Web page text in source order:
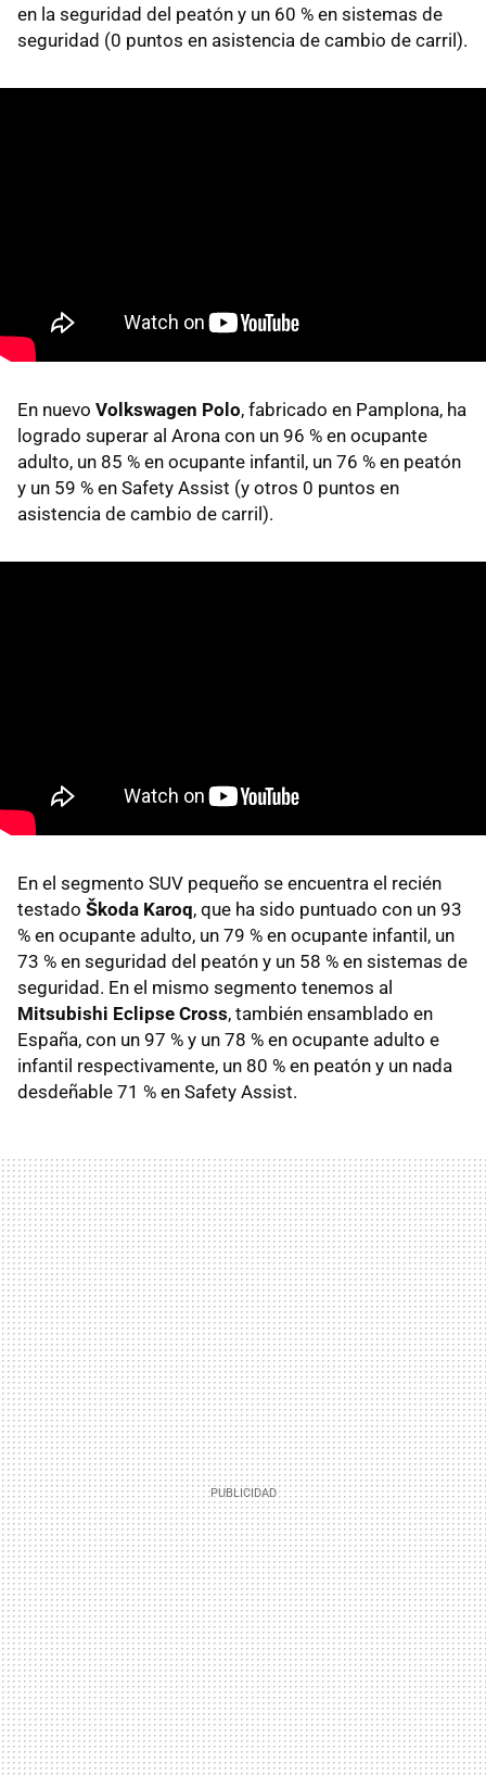
en la seguridad del peatón y un 60 % en sistemas de
seguridad (0 puntos en asistencia de cambio de carril).
En nuevo Volkswagen Polo, fabricado en Pamplona, ha
logrado superar al Arona con un 96 % en ocupante
adulto, un 85 % en ocupante infantil, un 76 % en peatón
y un 59 % en Safety Assist (y otros 0 puntos en
asistencia de cambio de carril).
En el segmento SUV pequeño se encuentra el recién
testado Škoda Karoq, que ha sido puntuado con un 93
% en ocupante adulto, un 79 % en ocupante infantil, un
73 % en seguridad del peatón y un 58 % en sistemas de
seguridad. En el mismo segmento tenemos al
Mitsubishi Eclipse Cross, también ensamblado en
España, con un 97 % y un 78 % en ocupante adulto e
infantil respectivamente, un 80 % en peatón y un nada
desdeñable 71 % en Safety Assist.